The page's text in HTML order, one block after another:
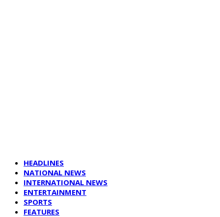
HEADLINES
NATIONAL NEWS
INTERNATIONAL NEWS
ENTERTAINMENT
SPORTS
FEATURES